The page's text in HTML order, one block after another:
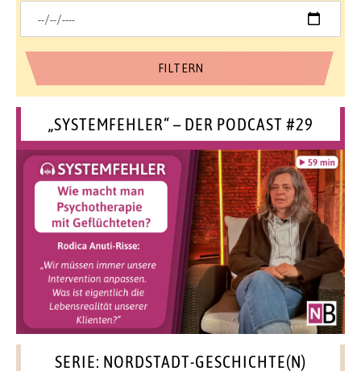
„SYSTEMFEHLER“ – DER PODCAST #29
SERIE: NORDSTADT-GESCHICHTE(N)